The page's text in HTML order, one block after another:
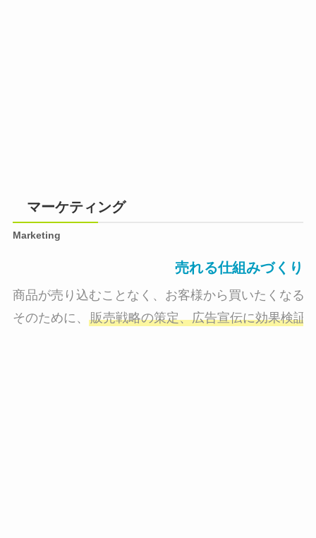
マーケティング
Marketing
売れる仕組みづくり
商品が売り込むことなく、お客様から買いたくなる
そのために、 販売戦略の策定、広告宣伝に効果検証